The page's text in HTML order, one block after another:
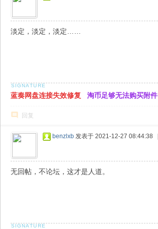
淡定，淡定，淡定……
蓝奏网盘连接失效修复 淘币足够无法购买附件
回复
benzlxb 发表于 2021-12-27 08:44:38
无回帖，不论坛，这才是人道。